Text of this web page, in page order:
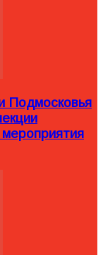
Подмосковья